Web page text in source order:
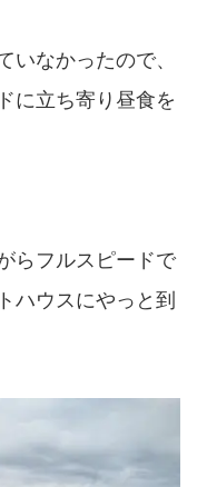
なかったので、
に立ち寄り昼食を
らフルスピードで
ハウスにやっと到